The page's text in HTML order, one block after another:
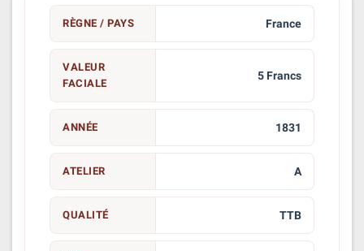
RÈGNE / PAYS France
VALEUR
FACIALE
5 Francs
ANNÉE 1831
ATELIER A
QUALITÉ TTB